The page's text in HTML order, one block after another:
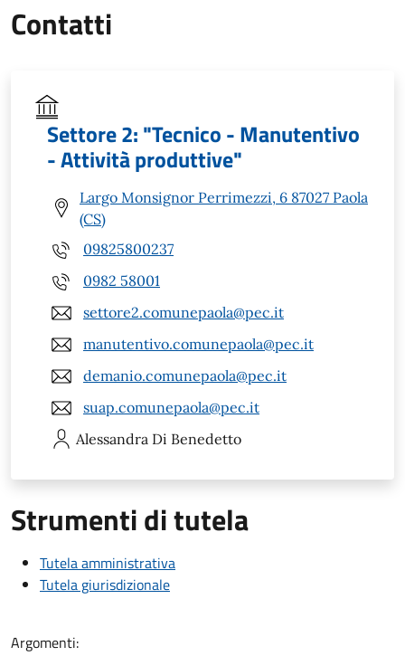
Contatti
Settore 2: "Tecnico - Manutentivo
- Attività produttive"
Largo Monsignor Perrimezzi, 6 87027 Paola
(CS)
09825800237
0982 58001
settore2.comunepaola@pec.it
manutentivo.comunepaola@pec.it
demanio.comunepaola@pec.it
suap.comunepaola@pec.it
Alessandra Di Benedetto
Strumenti di tutela
Tutela amministrativa
Tutela giurisdizionale
Argomenti: